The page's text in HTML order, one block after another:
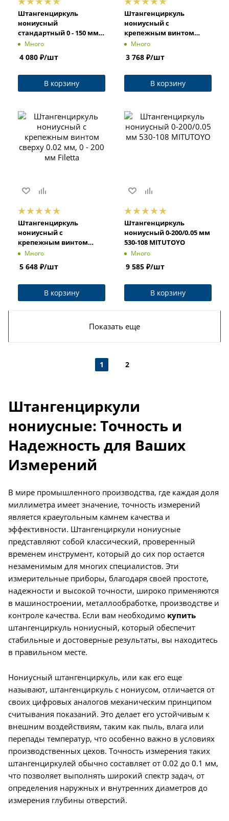
Штангенциркуль
нониусный
стандартный 0 - 150 мм,
0.02 мм 00530110 Tesa
Много
4 080 ₽/шт
В корзину
Штангенциркуль
нониусный с
крепежным винтом
сверху 0.05 мм, 0-150 мм
MITUTOYO
Много
3 768 ₽/шт
В корзину
Штангенциркуль
нониусный с
крепежным винтом
сверху 0.02 мм, 0 - 200 мм
Много
5 648 ₽/шт
В корзину
Штангенциркуль
нониусный 0-200/0.05 мм
530-108 MITUTOYO
Много
9 585 ₽/шт
В корзину
Показать еще
1 2
Штангенциркули
нониусные: Точность и
Надежность для Ваших
Измерений
В мире промышленного производства, где каждая доля
миллиметра имеет значение, точность измерений
является краеугольным камнем качества и
эффективности. Штангенциркули нониусные
представляют собой классический, проверенный
временем инструмент, который до сих пор остается
незаменимым для многих специалистов. Эти
измерительные приборы, благодаря своей простоте,
надежности и высокой точности, широко применяются
в машиностроении, металлообработке, производстве и
контроле качества. Если вам необходимо купить
штангенциркуль нониусный, который обеспечит
стабильные и достоверные результаты, вы находитесь
в правильном месте.
Нониусный штангенциркуль, или как его еще
называют, штангенциркуль с нониусом, отличается от
своих цифровых аналогов механическим принципом
считывания показаний. Это делает его устойчивым к
внешним воздействиям, таким как пыль, влага или
перепады температур, что особенно важно в условиях
производственных цехов. Точность измерения таких
штангенциркулей обычно составляет от 0.02 до 0.1 мм,
что позволяет выполнять широкий спектр задач, от
определения наружных и внутренних диаметров до
измерения глубины отверстий.